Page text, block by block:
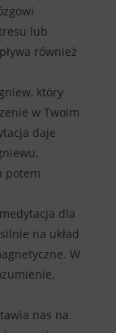
lub
również
który
w Twoim
daje
potem
dla
na układ
W
nas na